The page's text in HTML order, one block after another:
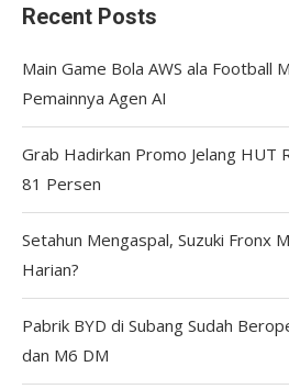
Recent Posts
Main Game Bola AWS ala Football
Pemainnya Agen AI
Grab Hadirkan Promo Jelang HUT
81 Persen
Setahun Mengaspal, Suzuki Fronx
Harian?
Pabrik BYD di Subang Sudah
dan M6 DM